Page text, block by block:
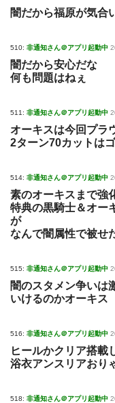
闇だから福原が気合
510: 非通知さん＠アプリ起動中
闇だから安心だな
何も問題はねぇ
511: 非通知さん＠アプリ起動中
オーキスは今回プラ
2ターン70カットは
514: 非通知さん＠アプリ起動中
素のオーキスまで強
特典の黒騎士＆オー
が
なんで闇属性で被せ
515: 非通知さん＠アプリ起動中
闇のスタメン争いは
いけるのかオーキス
516: 非通知さん＠アプリ起動中
ヒールかクリア搭載
浴衣アンスリアおり
518: 非通知さん＠アプリ起動中